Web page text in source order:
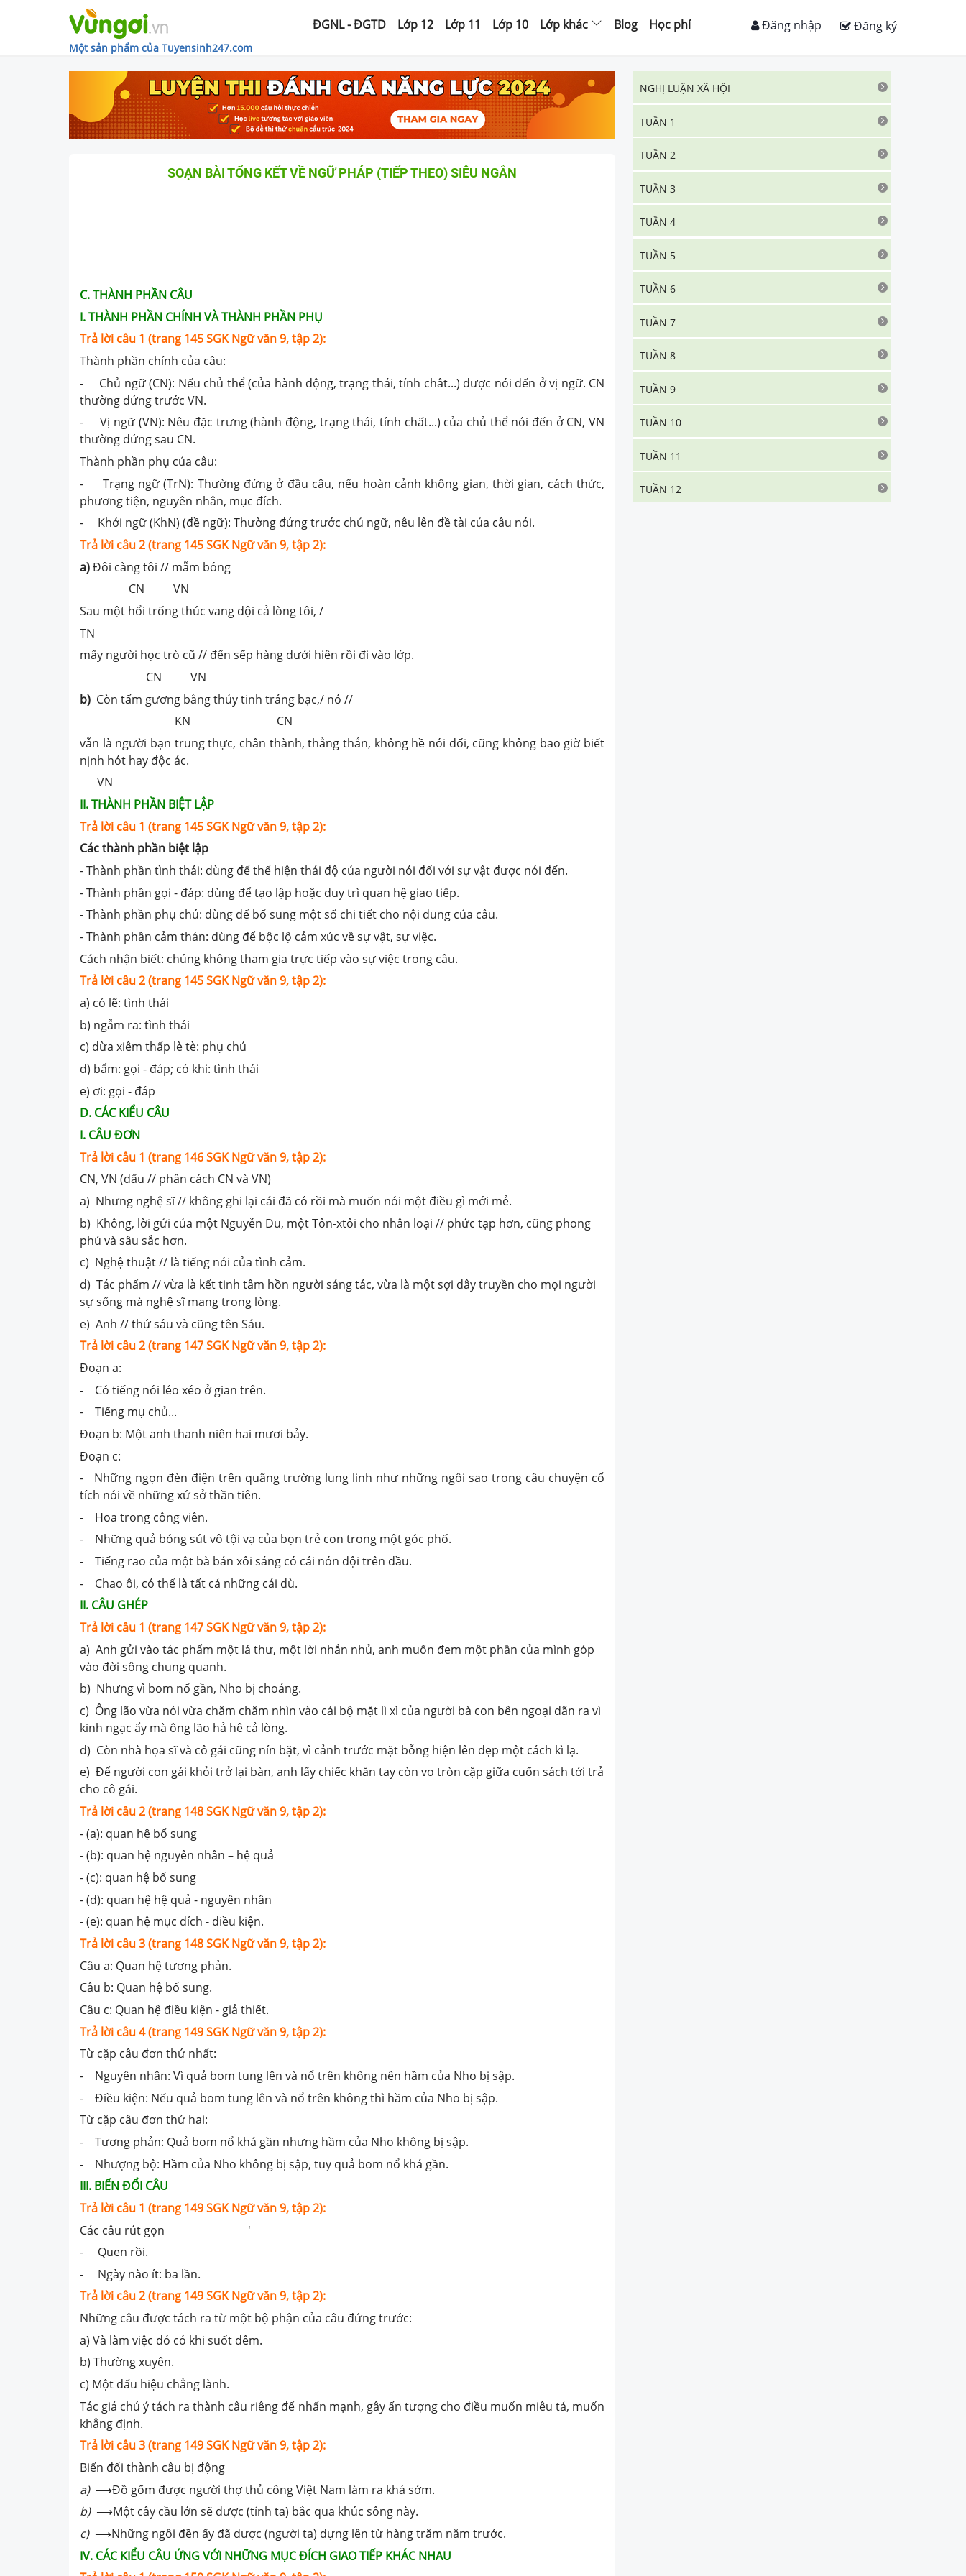
Một sản phẩm của Tuyensinh247.com
ĐGNL - ĐGTD Lớp 12 Lớp 11 Lớp 10 Lớp khác Blog Học phí Đăng ký
Đăng nhập
SOẠN BÀI TỔNG KẾT VỀ NGỮ PHÁP (TIẾP THEO) SIÊU NGẮN
C. THÀNH PHẦN CÂU
I. THÀNH PHẦN CHÍNH VÀ THÀNH PHẦN PHỤ
Trả lời câu 1 (trang 145 SGK Ngữ văn 9, tập 2):
Thành phần chính của câu:
- Chủ ngữ (CN): Nếu chủ thể (của hành động, trạng thái, tính chât...) được nói đến ở vị ngữ. CN
thường đứng trước VN.
- Vị ngữ (VN): Nêu đặc trưng (hành động, trạng thái, tính chất...) của chủ thể nói đến ở CN, VN
thường đứng sau CN.
Thành phần phụ của câu:
- Trạng ngữ (TrN): Thường đứng ở đầu câu, nếu hoàn cảnh không gian, thời gian, cách thức,
phương tiện, nguyên nhân, mục đích.
- Khởi ngữ (KhN) (đề ngữ): Thường đứng trước chủ ngữ, nêu lên đề tài của câu nói.
Trả lời câu 2 (trang 145 SGK Ngữ văn 9, tập 2):
a)Đôi càng tôi // mẫm bóng
CN VN
Sau một hổi trống thúc vang dội cả lòng tôi, /
TN
mấy người học trò cũ // đến sếp hàng dưới hiên rồi đi vào lớp.
CN VN
b) Còn tấm gương bằng thủy tinh tráng bạc,/ nó //
KN CN
vẫn là người bạn trung thực, chân thành, thẳng thắn, không hề nói dối, cũng không bao giờ biết
nịnh hót hay độc ác.
VN
II. THÀNH PHẦN BIỆT LẬP
Trả lời câu 1 (trang 145 SGK Ngữ văn 9, tập 2):
Các thành phần biệt lập
- Thành phần tình thái: dùng để thể hiện thái độ của người nói đối với sự vật được nói đến.
- Thành phần gọi - đáp: dùng để tạo lập hoặc duy trì quan hệ giao tiếp.
- Thành phần phụ chú: dùng để bổ sung một số chi tiết cho nội dung của câu.
- Thành phần cảm thán: dùng để bộc lộ cảm xúc về sự vật, sự việc.
Cách nhận biết: chúng không tham gia trực tiếp vào sự việc trong câu.
Trả lời câu 2 (trang 145 SGK Ngữ văn 9, tập 2):
a) có lẽ: tình thái
b) ngẫm ra: tình thái
c) dừa xiêm thấp lè tè: phụ chú
d) bẩm: gọi - đáp; có khi: tình thái
e) ơi: gọi - đáp
D. CÁC KIỂU CÂU
I. CÂU ĐƠN
Trả lời câu 1 (trang 146 SGK Ngữ văn 9, tập 2):
CN, VN (dấu // phân cách CN và VN)
a) Nhưng nghệ sĩ // không ghi lại cái đã có rồi mà muốn nói một điều gì mới mẻ.
b) Không, lời gửi của một Nguyễn Du, một Tôn-xtôi cho nhân loại // phức tạp hơn, cũng phong
phú và sâu sắc hơn.
c) Nghệ thuật // là tiếng nói của tình cảm.
d) Tác phẩm // vừa là kết tinh tâm hồn người sáng tác, vừa là một sợi dây truyền cho mọi người
sự sống mà nghệ sĩ mang trong lòng.
e) Anh // thứ sáu và cũng tên Sáu.
Trả lời câu 2 (trang 147 SGK Ngữ văn 9, tập 2):
Đoạn a:
- Có tiếng nói léo xéo ở gian trên.
- Tiếng mụ chủ...
Đoạn b: Một anh thanh niên hai mươi bảy.
Đoạn c:
- Những ngọn đèn điện trên quãng trường lung linh như những ngôi sao trong câu chuyện cổ
tích nói về những xứ sở thần tiên.
- Hoa trong công viên.
- Những quả bóng sút vô tội vạ của bọn trẻ con trong một góc phố.
- Tiếng rao của một bà bán xôi sáng có cái nón đội trên đầu.
- Chao ôi, có thể là tất cả những cái dù.
II. CÂU GHÉP
Trả lời câu 1 (trang 147 SGK Ngữ văn 9, tập 2):
a) Anh gửi vào tác phẩm một lá thư, một lời nhắn nhủ, anh muốn đem một phần của mình góp
vào đời sông chung quanh.
b) Nhưng vì bom nổ gần, Nho bị choáng.
c) Ông lão vừa nói vừa chăm chăm nhìn vào cái bộ mặt lì xì của người bà con bên ngoại dãn ra vì
kinh ngạc ẩy mà ông lão hả hê cả lòng.
d) Còn nhà họa sĩ và cô gái cũng nín bặt, vì cảnh trước mặt bỗng hiện lên đẹp một cách kì lạ.
e) Để người con gái khỏi trở lại bàn, anh lấy chiếc khăn tay còn vo tròn cặp giữa cuốn sách tới trả
cho cô gái.
Trả lời câu 2 (trang 148 SGK Ngữ văn 9, tập 2):
- (a): quan hệ bổ sung
- (b): quan hệ nguyên nhân – hệ quả
- (c): quan hệ bổ sung
- (d): quan hệ hệ quả - nguyên nhân
- (e): quan hệ mục đích - điều kiện.
Trả lời câu 3 (trang 148 SGK Ngữ văn 9, tập 2):
Câu a: Quan hệ tương phản.
Câu b: Quan hệ bổ sung.
Câu c: Quan hệ điều kiện - giả thiết.
Trả lời câu 4 (trang 149 SGK Ngữ văn 9, tập 2):
Từ cặp câu đơn thứ nhất:
- Nguyên nhân: Vì quả bom tung lên và nổ trên không nên hầm của Nho bị sập.
- Điều kiện: Nếu quả bom tung lên và nổ trên không thì hầm của Nho bị sập.
Từ cặp câu đơn thứ hai:
- Tương phản: Quả bom nổ khá gần nhưng hầm của Nho không bị sập.
- Nhượng bộ: Hầm của Nho không bị sập, tuy quả bom nổ khá gần.
III. BIẾN ĐỔI CÂU
Trả lời câu 1 (trang 149 SGK Ngữ văn 9, tập 2):
Các câu rút gọn '
- Quen rồi.
- Ngày nào ít: ba lần.
Trả lời câu 2 (trang 149 SGK Ngữ văn 9, tập 2):
Những câu được tách ra từ một bộ phận của câu đứng trước:
a) Và làm việc đó có khi suốt đêm.
b) Thường xuyên.
c) Một dấu hiệu chẳng lành.
Tác giả chú ý tách ra thành câu riêng để nhấn mạnh, gây ấn tượng cho điều muốn miêu tả, muốn
khẳng định.
Trả lời câu 3 (trang 149 SGK Ngữ văn 9, tập 2):
Biến đổi thành câu bị động
a) ⟶Đồ gốm được người thợ thủ công Việt Nam làm ra khá sớm.
b) ⟶Một cây cầu lớn sẽ được (tỉnh ta) bắc qua khúc sông này.
c) ⟶Những ngôi đền ấy đã dược (người ta) dựng lên từ hàng trăm năm trước.
IV. CÁC KIỂU CÂU ỨNG VỚI NHỮNG MỤC ĐÍCH GIAO TIẾP KHÁC NHAU
NGHỊ LUẬN XÃ HỘI
TUẦN 1
TUẦN 2
TUẦN 3
TUẦN 4
TUẦN 5
TUẦN 6
TUẦN 7
TUẦN 8
TUẦN 9
TUẦN 10
TUẦN 11
TUẦN 12